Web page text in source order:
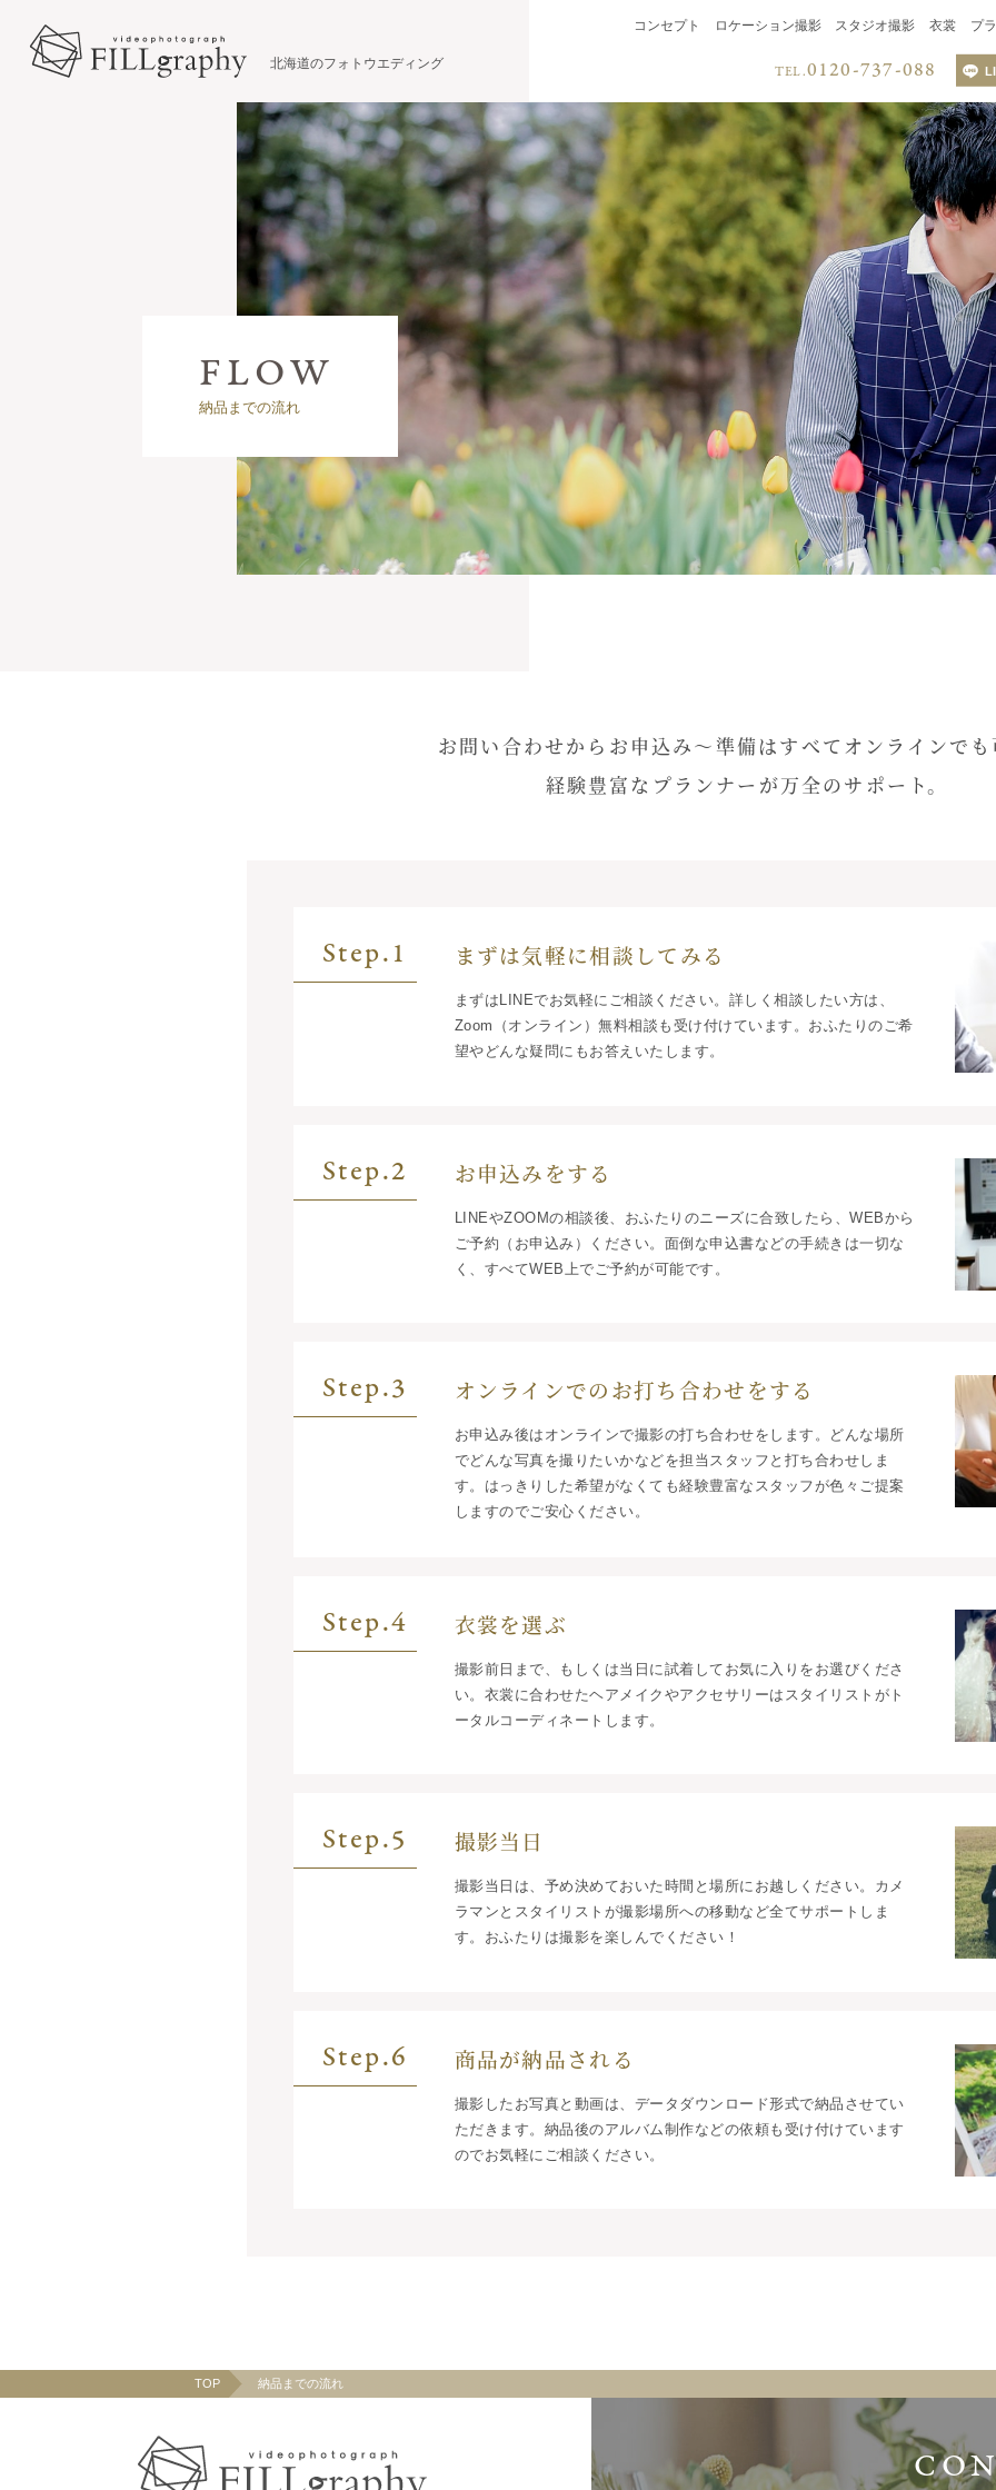
北海道のフォトウエディング
コンセプト ロケーション撮影 スタジオ撮影 衣裳 プ
TEL.0120-737-088
LINEでのお問
QRコードを読み取り、
LINEからお問い合わせく
納品までの流れ
お問い合わせからお申込み〜準備はすべてオンラインで
経験豊富なプランナーが万全のサポート。
Step.1 まずは気軽に相談してみる
まずはLINEでお気軽にご相談ください。詳しく相談したい方は、
Zoom（オンライン）無料相談も受け付けています。おふたりのご希
望やどんな疑問にもお答えいたします。
Step.2 お申込みをする
LINEやZOOMの相談後、おふたりのニーズに合致したら、WEBから
ご予約（お申込み）ください。面倒な申込書などの手続きは一切な
く、すべてWEB上でご予約が可能です。
Step.3 オンラインでのお打ち合わせをする
お申込み後はオンラインで撮影の打ち合わせをします。どんな場所
でどんな写真を撮りたいかなどを担当スタッフと打ち合わせしま
す。はっきりした希望がなくても経験豊富なスタッフが色々ご提案
しますのでご安心ください。
Step.4 衣裳を選ぶ
撮影前日まで、もしくは当日に試着してお気に入りをお選びくださ
い。衣裳に合わせたヘアメイクやアクセサリーはスタイリストがト
ータルコーディネートします。
Step.5 撮影当日
撮影当日は、予め決めておいた時間と場所にお越しください。カメ
ラマンとスタイリストが撮影場所への移動など全てサポートしま
す。おふたりは撮影を楽しんでください！
Step.6 商品が納品される
撮影したお写真と動画は、データダウンロード形式で納品させてい
ただきます。納品後のアルバム制作などの依頼も受け付けています
のでお気軽にご相談ください。
TOP 納品までの流れ